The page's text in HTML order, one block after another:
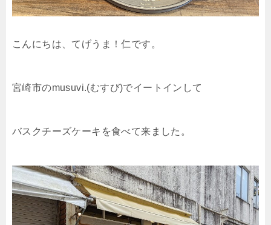
こんにちは、てげうま！仁です。
宮崎市のmusuvi.(むすび)でイートインして
バスクチーズケーキを食べて来ました。